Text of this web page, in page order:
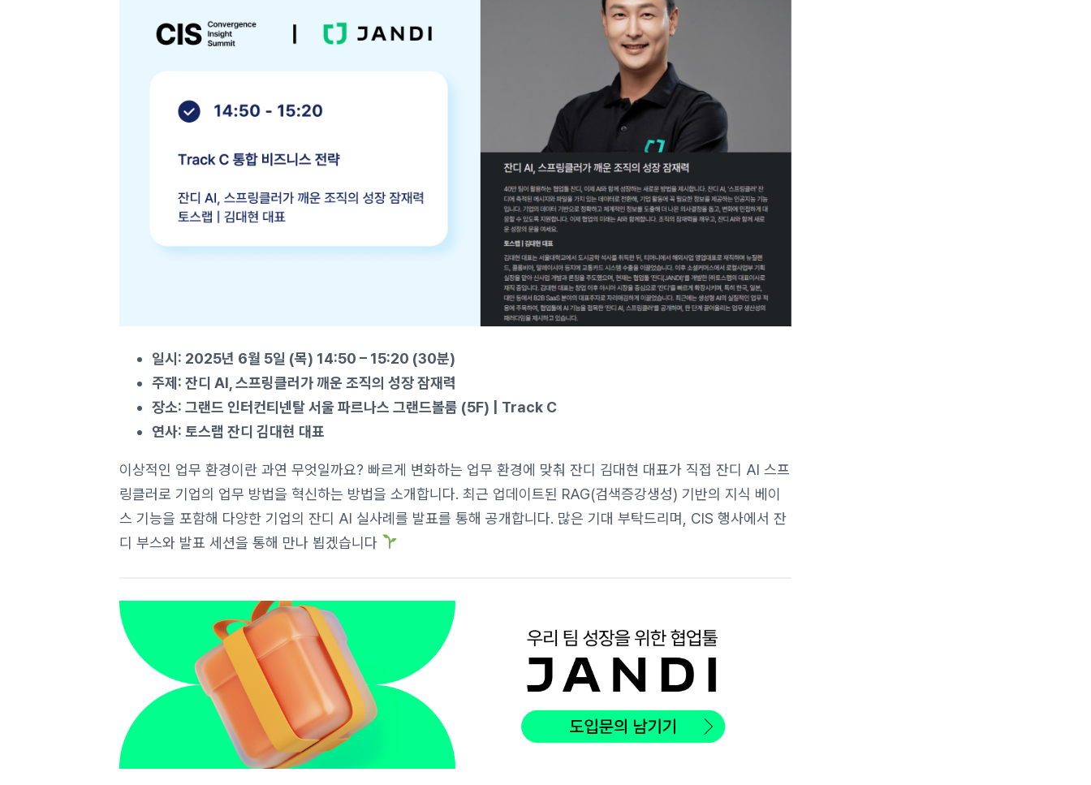
일시: 2025년 6월 5일 (목) 14:50 – 15:20 (30분)
주제: 잔디 AI, 스프링클러가 깨운 조직의 성장 잠재력
장소: 그랜드 인터컨티넨탈 서울 파르나스 그랜드볼룸 (5F) | Track C
연사: 토스랩 잔디 김대현 대표
이상적인 업무 환경이란 과연 무엇일까요? 빠르게 변화하는 업무 환경에 맞춰 잔디 김대현 대표가 직접 잔디 AI 스프
링클러로 기업의 업무 방법을 혁신하는 방법을 소개합니다. 최근 업데이트된 RAG(검색증강생성) 기반의 지식 베이
스 기능을 포함해 다양한 기업의 잔디 AI 실사례를 발표를 통해 공개합니다. 많은 기대 부탁드리며, CIS 행사에서 잔
디 부스와 발표 세션을 통해 만나 뵙겠습니다